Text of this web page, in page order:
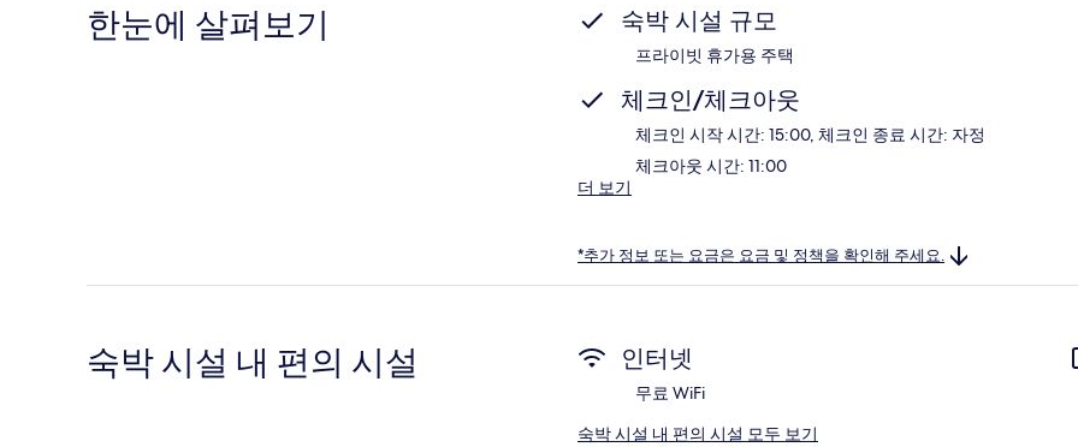
한눈에 살펴보기 숙박 시설 규모
프라이빗 휴가용 주택
체크인/체크아웃
체크인 시작 시간: 15:00, 체크인 종료 시간: 자정
체크아웃 시간: 11:00
더 보기
*추가 정보 또는 요금은 요금 및 정책을 확인해 주세요.
숙박 시설 내 편의 시설 인터넷
무료 WiFi
숙박 시설 내 편의 시설 모두 보기